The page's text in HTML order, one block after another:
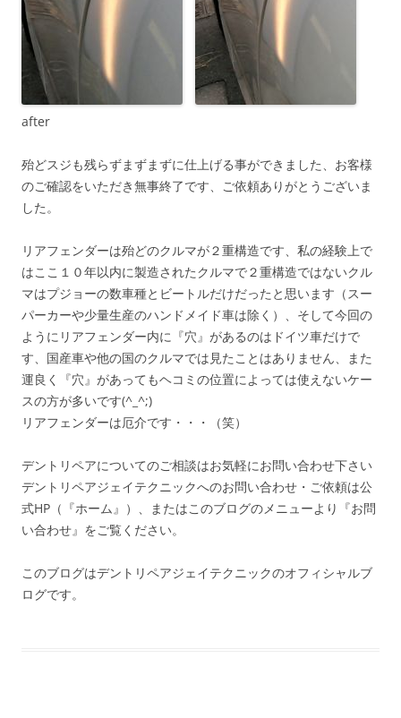
after
殆どスジも残らずまずまずに仕上げる事ができました、お客様
のご確認をいただき無事終了です、ご依頼ありがとうございま
した。
リアフェンダーは殆どのクルマが２重構造です、私の経験上で
はここ１０年以内に製造されたクルマで２重構造ではないクル
マはプジョーの数車種とビートルだけだったと思います（スー
パーカーや少量生産のハンドメイド車は除く）、そして今回の
ようにリアフェンダー内に『穴』があるのはドイツ車だけで
す、国産車や他の国のクルマでは見たことはありません、また
運良く『穴』があってもヘコミの位置によっては使えないケー
スの方が多いです(^_^;)
リアフェンダーは厄介です・・・（笑）
デントリペアについてのご相談はお気軽にお問い合わせ下さい
デントリペアジェイテクニックへのお問い合わせ・ご依頼は公
式HP（『ホーム』）、またはこのブログのメニューより『お問
い合わせ』をご覧ください。
このブログはデントリペアジェイテクニックのオフィシャルブ
ログです。